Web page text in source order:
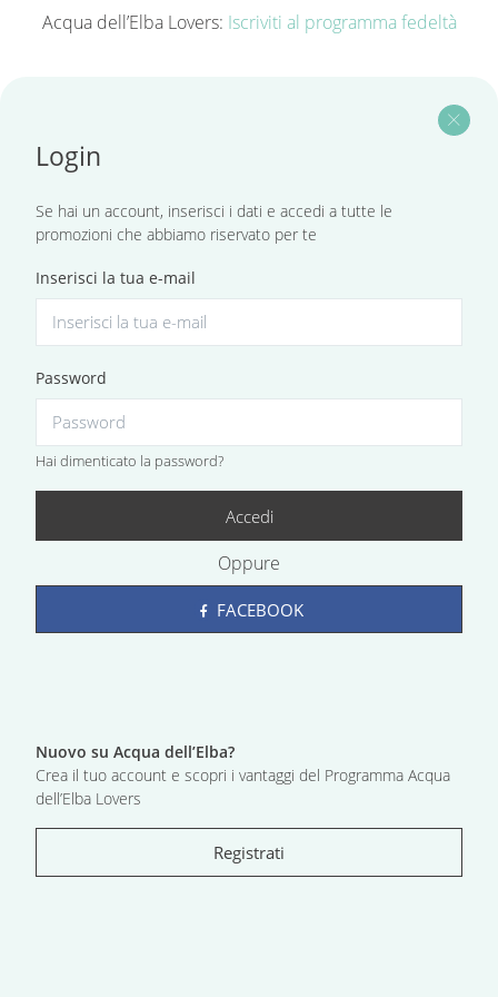
Acqua dell’Elba Lovers: Iscriviti al programma fedeltà
close
Login
Se hai un account, inserisci i dati e accedi a tutte le
promozioni che abbiamo riservato per te
Inserisci la tua e-mail
Password
Hai dimenticato la password?
Accedi
Oppure
FACEBOOK
Nuovo su Acqua dell’Elba?
Crea il tuo account e scopri i vantaggi del Programma Acqua
dell’Elba Lovers
Registrati